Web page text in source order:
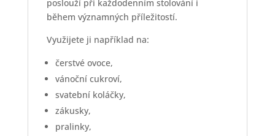
poslouží při každodenním stolování i
během významných příležitostí.
Využijete ji například na:
čerstvé ovoce,
vánoční cukroví,
svatební koláčky,
zákusky,
pralinky,